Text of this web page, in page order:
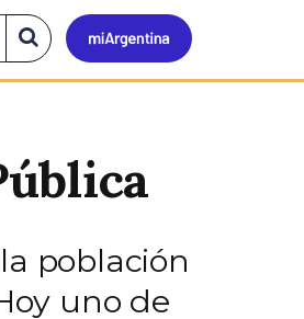
Mi
Buscar
en
el
población
uno de